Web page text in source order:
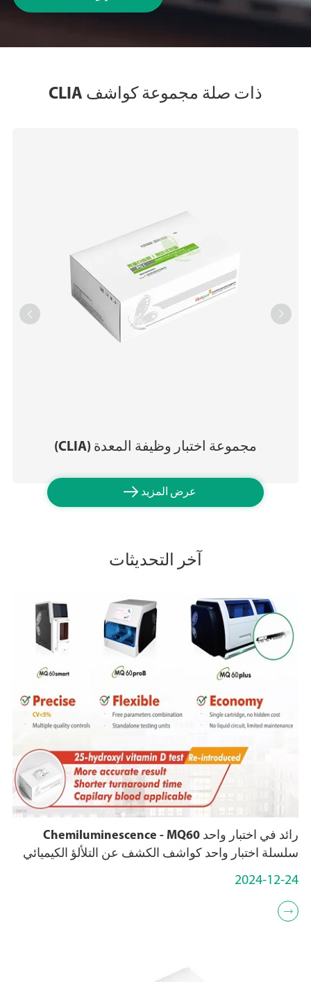
ذات صلة مجموعة كواشف CLIA
مجموعة اختبار وظيفة المعدة (CLIA)
عرض المزيد 
 
آخر التحديثات
رائد في اختبار واحد Chemiluminescence - MQ60
سلسلة اختبار واحد كواشف الكشف عن التلألؤ الكيميائي
2024-12-24
